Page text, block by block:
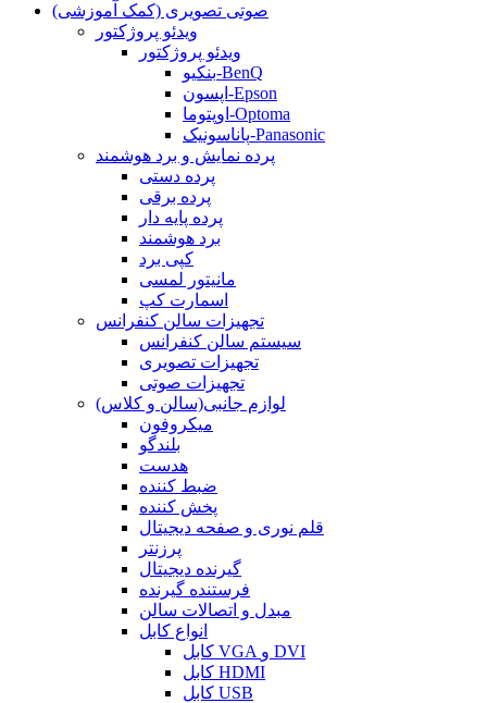
صوتی تصویری (کمک آموزشی)
ویدئو پروژکتور
ویدئو پروژکتور
بنکیو-BenQ
اپسون-Epson
اوپتوما-Optoma
پاناسونیک-Panasonic
پرده نمایش و برد هوشمند
پرده دستی
پرده برقی
پرده پایه دار
برد هوشمند
کپی برد
مانیتور لمسی
اسمارت کپ
تجهیزات سالن کنفرانس
سیستم سالن کنفرانس
تجهیزات تصویری
تجهیزات صوتی
لوازم جانبی(سالن و کلاس)
میکروفون
بلندگو
هدست
ضبط کننده
پخش کننده
قلم نوری و صفحه دیجیتال
پرزنتر
گیرنده دیجیتال
فرستنده گیرنده
مبدل و اتصالات سالن
انواع کابل
کابل VGA و DVI
کابل HDMI
کابل USB